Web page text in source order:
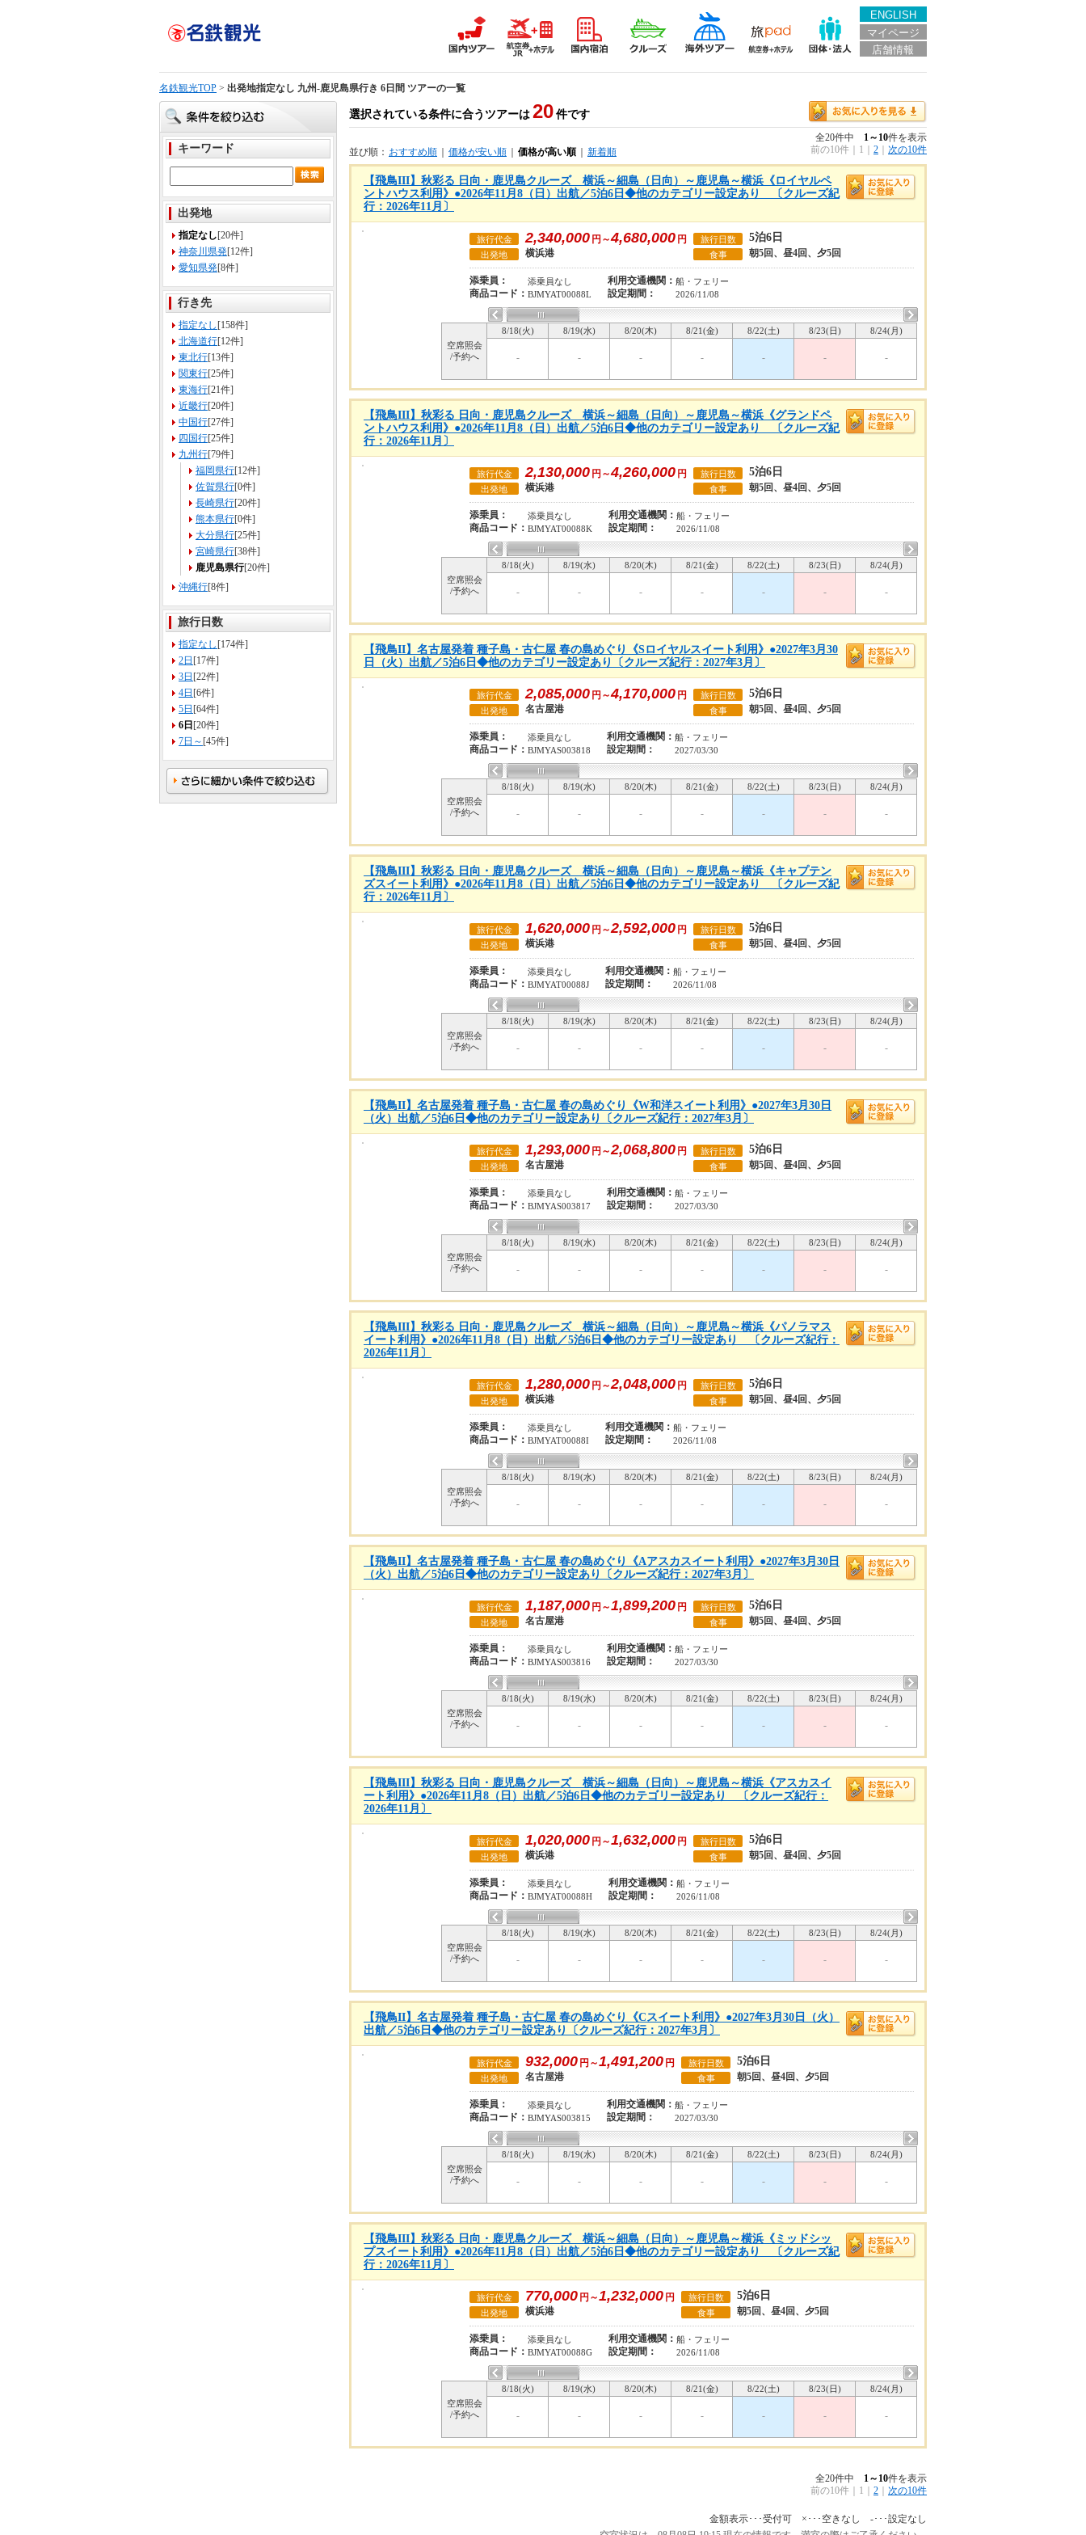
ENGLISH
マイページ
店舗情報
名鉄観光TOP > 出発地指定なし 九州-鹿児島県行き 6日間 ツアーの一覧
キーワード
出発地
指定なし[20件]
神奈川県発[12件]
愛知県発[8件]
行き先
指定なし [158件]
北海道行[12件]
東北行[13件]
関東行[25件]
東海行[21件]
近畿行[20件]
中国行[27件]
四国行[25件]
九州行[79件]
福岡県行[12件]
佐賀県行[0件]
長崎県行[20件]
熊本県行[0件]
大分県行[25件]
宮崎県行[38件]
鹿児島県行[20件]
沖縄行[8件]
旅行日数
指定なし [174件]
2日 [17件]
3日 [22件]
4日 [6件]
5日 [64件]
6日 [20件]
7日～ [45件]
選択されている条件に合うツアーは 20 件です
並び順： おすすめ順 価格が安い順 価格が高い順 新着順
全20件中 1～10件を表示
前の10件
1 2 次の10件
【飛鳥III】秋彩る 日向・鹿児島クルーズ 横浜～細島（日向）～鹿児島～横浜《ロイヤルペ
ントハウス利用》●2026年11月8（日）出航／5泊6日◆他のカテゴリー設定あり 〔クルーズ紀
行：2026年11月〕
旅行代金 2,340,000 円～4,680,000 円 旅行日数 5泊6日
出発地 横浜港 食事 朝5回、昼4回、夕5回
添乗員： 添乗員なし 利用交通機関： 船・フェリー
商品コード： BJMYAT00088L 設定期間： 2026/11/08
空席照会
/予約へ
8/18(火) 8/19(水) 8/20(木) 8/21(金) 8/22(土) 8/23(日) 8/24(月)
- - - - - - -
【飛鳥III】秋彩る 日向・鹿児島クルーズ 横浜～細島（日向）～鹿児島～横浜《グランドペ
ントハウス利用》●2026年11月8（日）出航／5泊6日◆他のカテゴリー設定あり 〔クルーズ紀
行：2026年11月〕
旅行代金 2,130,000 円～4,260,000 円 旅行日数 5泊6日
出発地 横浜港 食事 朝5回、昼4回、夕5回
添乗員： 添乗員なし 利用交通機関： 船・フェリー
商品コード： BJMYAT00088K 設定期間： 2026/11/08
空席照会
/予約へ
8/18(火) 8/19(水) 8/20(木) 8/21(金) 8/22(土) 8/23(日) 8/24(月)
- - - - - - -
【飛鳥II】名古屋発着 種子島・古仁屋 春の島めぐり《Sロイヤルスイート利用》●2027年3月30
日（火）出航／5泊6日◆他のカテゴリー設定あり〔クルーズ紀行：2027年3月〕
旅行代金 2,085,000 円～4,170,000 円 旅行日数 5泊6日
出発地 名古屋港 食事 朝5回、昼4回、夕5回
添乗員： 添乗員なし 利用交通機関： 船・フェリー
商品コード： BJMYAS003818 設定期間： 2027/03/30
空席照会
/予約へ
8/18(火) 8/19(水) 8/20(木) 8/21(金) 8/22(土) 8/23(日) 8/24(月)
- - - - - - -
【飛鳥III】秋彩る 日向・鹿児島クルーズ 横浜～細島（日向）～鹿児島～横浜《キャプテン
ズスイート利用》●2026年11月8（日）出航／5泊6日◆他のカテゴリー設定あり 〔クルーズ紀
行：2026年11月〕
旅行代金 1,620,000 円～2,592,000 円 旅行日数 5泊6日
出発地 横浜港 食事 朝5回、昼4回、夕5回
添乗員： 添乗員なし 利用交通機関： 船・フェリー
商品コード： BJMYAT00088J 設定期間： 2026/11/08
空席照会
/予約へ
8/18(火) 8/19(水) 8/20(木) 8/21(金) 8/22(土) 8/23(日) 8/24(月)
- - - - - - -
【飛鳥II】名古屋発着 種子島・古仁屋 春の島めぐり《W和洋スイート利用》●2027年3月30日
（火）出航／5泊6日◆他のカテゴリー設定あり〔クルーズ紀行：2027年3月〕
旅行代金 1,293,000 円～2,068,800 円 旅行日数 5泊6日
出発地 名古屋港 食事 朝5回、昼4回、夕5回
添乗員： 添乗員なし 利用交通機関： 船・フェリー
商品コード： BJMYAS003817 設定期間： 2027/03/30
空席照会
/予約へ
8/18(火) 8/19(水) 8/20(木) 8/21(金) 8/22(土) 8/23(日) 8/24(月)
- - - - - - -
【飛鳥III】秋彩る 日向・鹿児島クルーズ 横浜～細島（日向）～鹿児島～横浜《パノラマス
イート利用》●2026年11月8（日）出航／5泊6日◆他のカテゴリー設定あり 〔クルーズ紀行：
2026年11月〕
旅行代金 1,280,000 円～2,048,000 円 旅行日数 5泊6日
出発地 横浜港 食事 朝5回、昼4回、夕5回
添乗員： 添乗員なし 利用交通機関： 船・フェリー
商品コード： BJMYAT00088I 設定期間： 2026/11/08
空席照会
/予約へ
8/18(火) 8/19(水) 8/20(木) 8/21(金) 8/22(土) 8/23(日) 8/24(月)
- - - - - - -
【飛鳥II】名古屋発着 種子島・古仁屋 春の島めぐり《Aアスカスイート利用》●2027年3月30日
（火）出航／5泊6日◆他のカテゴリー設定あり〔クルーズ紀行：2027年3月〕
旅行代金 1,187,000 円～1,899,200 円 旅行日数 5泊6日
出発地 名古屋港 食事 朝5回、昼4回、夕5回
添乗員： 添乗員なし 利用交通機関： 船・フェリー
商品コード： BJMYAS003816 設定期間： 2027/03/30
空席照会
/予約へ
8/18(火) 8/19(水) 8/20(木) 8/21(金) 8/22(土) 8/23(日) 8/24(月)
- - - - - - -
【飛鳥III】秋彩る 日向・鹿児島クルーズ 横浜～細島（日向）～鹿児島～横浜《アスカスイ
ート利用》●2026年11月8（日）出航／5泊6日◆他のカテゴリー設定あり 〔クルーズ紀行：
2026年11月〕
旅行代金 1,020,000 円～1,632,000 円 旅行日数 5泊6日
出発地 横浜港 食事 朝5回、昼4回、夕5回
添乗員： 添乗員なし 利用交通機関： 船・フェリー
商品コード： BJMYAT00088H 設定期間： 2026/11/08
空席照会
/予約へ
8/18(火) 8/19(水) 8/20(木) 8/21(金) 8/22(土) 8/23(日) 8/24(月)
- - - - - - -
【飛鳥II】名古屋発着 種子島・古仁屋 春の島めぐり《Cスイート利用》●2027年3月30日（火）
出航／5泊6日◆他のカテゴリー設定あり〔クルーズ紀行：2027年3月〕
旅行代金 932,000 円～1,491,200 円 旅行日数 5泊6日
出発地 名古屋港 食事 朝5回、昼4回、夕5回
添乗員： 添乗員なし 利用交通機関： 船・フェリー
商品コード： BJMYAS003815 設定期間： 2027/03/30
空席照会
/予約へ
8/18(火) 8/19(水) 8/20(木) 8/21(金) 8/22(土) 8/23(日) 8/24(月)
- - - - - - -
【飛鳥III】秋彩る 日向・鹿児島クルーズ 横浜～細島（日向）～鹿児島～横浜《ミッドシッ
プスイート利用》●2026年11月8（日）出航／5泊6日◆他のカテゴリー設定あり 〔クルーズ紀
行：2026年11月〕
旅行代金 770,000 円～1,232,000 円 旅行日数 5泊6日
出発地 横浜港 食事 朝5回、昼4回、夕5回
添乗員： 添乗員なし 利用交通機関： 船・フェリー
商品コード： BJMYAT00088G 設定期間： 2026/11/08
空席照会
/予約へ
8/18(火) 8/19(水) 8/20(木) 8/21(金) 8/22(土) 8/23(日) 8/24(月)
- - - - - - -
全20件中 1～10件を表示
前の10件
1 2 次の10件
金額表示･･･受付可 ×･･･空きなし -･･･設定なし